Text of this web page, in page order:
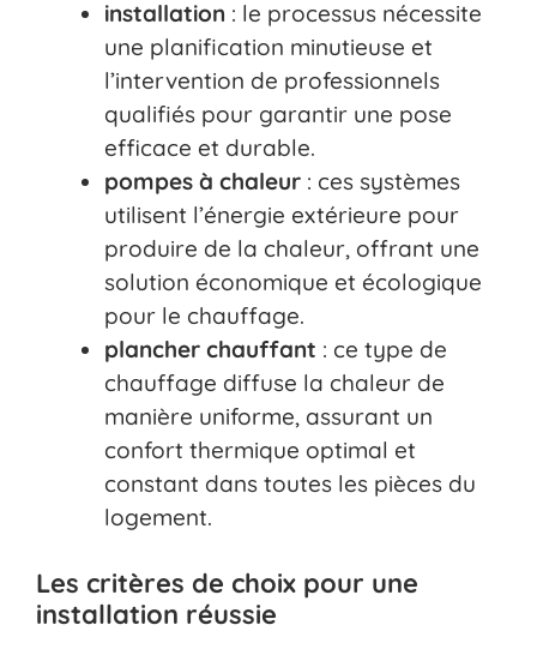
installation : le processus nécessite
une planification minutieuse et
l’intervention de professionnels
qualifiés pour garantir une pose
efficace et durable.
pompes à chaleur : ces systèmes
utilisent l’énergie extérieure pour
produire de la chaleur, offrant une
solution économique et écologique
pour le chauffage.
plancher chauffant : ce type de
chauffage diffuse la chaleur de
manière uniforme, assurant un
confort thermique optimal et
constant dans toutes les pièces du
logement.
Les critères de choix pour une
installation réussie